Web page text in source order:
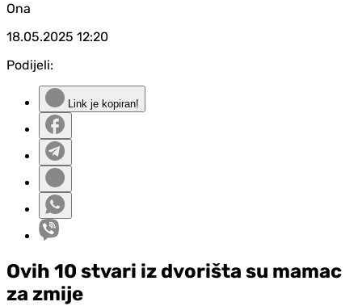
Ona
18.05.2025 12:20
Podijeli:
Link je kopiran!
Ovih 10 stvari iz dvorišta su mamac
za zmije